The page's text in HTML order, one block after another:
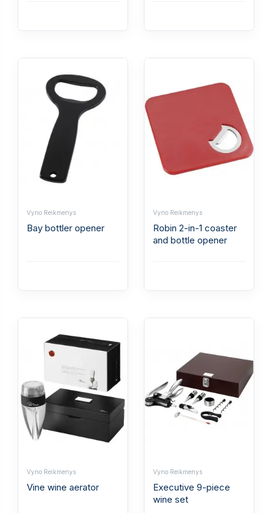
Vyno Reikmenys
Bay bottler opener
Vyno Reikmenys
Robin 2-in-1 coaster
and bottle opener
Vyno Reikmenys
Vine wine aerator
Vyno Reikmenys
Executive 9-piece
wine set